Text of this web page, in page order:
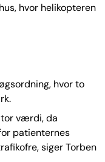
hvor helikopteren
hvor to
værdi, da
patienternes
siger Torben